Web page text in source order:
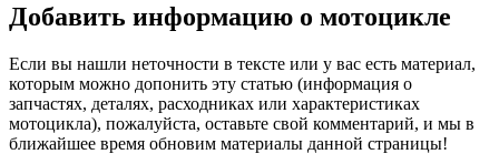
Добавить информацию о мотоцикле
Если вы нашли неточности в тексте или у вас есть материал,
которым можно допонить эту статью (информация о
запчастях, деталях, расходниках или характеристиках
мотоцикла), пожалуйста, оставьте свой комментарий, и мы в
ближайшее время обновим материалы данной страницы!